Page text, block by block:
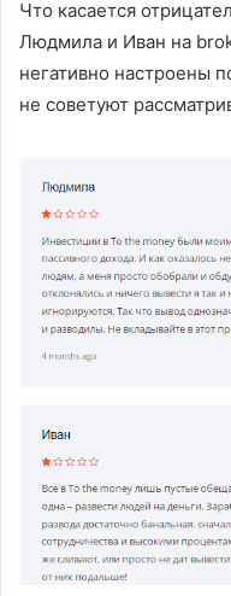
Что касается
Людмила и Иван на
негативно настроены
не советуют